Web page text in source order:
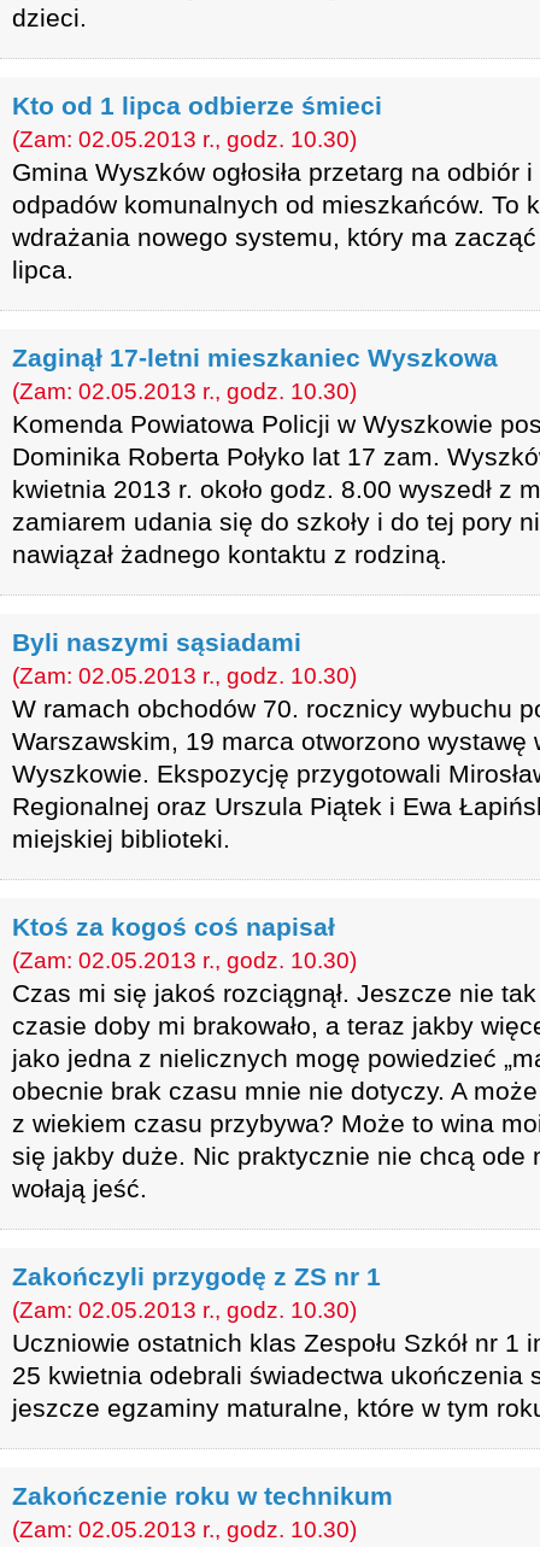
dzieci.
Kto od 1 lipca odbierze śmieci
(Zam: 02.05.2013 r., godz. 10.30)
Gmina Wyszków ogłosiła przetarg na odbiór
odpadów komunalnych od mieszkańców. To
wdrażania nowego systemu, który ma
lipca.
Zaginął 17-letni mieszkaniec Wyszkowa
(Zam: 02.05.2013 r., godz. 10.30)
Komenda Powiatowa Policji w Wyszkowie
Dominika Roberta Połyko lat 17 zam.
kwietnia 2013 r. około godz. 8.00 wyszedł z
zamiarem udania się do szkoły i do tej pory
nawiązał żadnego kontaktu z rodziną.
Byli naszymi sąsiadami
(Zam: 02.05.2013 r., godz. 10.30)
W ramach obchodów 70. rocznicy wybuchu
Warszawskim, 19 marca otworzono wystawę
Wyszkowie. Ekspozycję przygotowali
Regionalnej oraz Urszula Piątek i Ewa
miejskiej biblioteki.
Ktoś za kogoś coś napisał
(Zam: 02.05.2013 r., godz. 10.30)
Czas mi się jakoś rozciągnął. Jeszcze nie
czasie doby mi brakowało, a teraz jakby
jako jedna z nielicznych mogę powiedzieć
obecnie brak czasu mnie nie dotyczy. A
z wiekiem czasu przybywa? Może to wina
się jakby duże. Nic praktycznie nie chcą ode
wołają jeść.
Zakończyli przygodę z ZS nr 1
(Zam: 02.05.2013 r., godz. 10.30)
Uczniowie ostatnich klas Zespołu Szkół nr 1
25 kwietnia odebrali świadectwa ukończenia
jeszcze egzaminy maturalne, które w tym
Zakończenie roku w technikum
(Zam: 02.05.2013 r., godz. 10.30)